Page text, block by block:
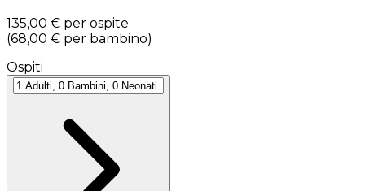
135,00 € per ospite
(68,00 € per bambino)
Ospiti